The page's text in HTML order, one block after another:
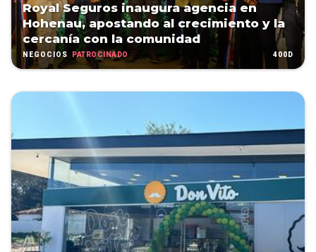
Royal Seguros inaugura agencia en
Hohenau, apostando al crecimiento y la
cercanía con la comunidad
NEGOCIOS PATROCINADO 400D